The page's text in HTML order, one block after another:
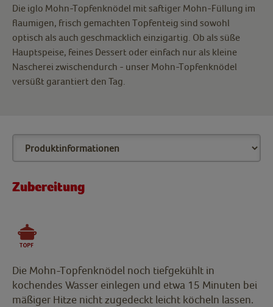
Die iglo Mohn-Topfenknödel mit saftiger Mohn-Füllung im
flaumigen, frisch gemachten Topfenteig sind sowohl
optisch als auch geschmacklich einzigartig. Ob als süße
Hauptspeise, feines Dessert oder einfach nur als kleine
Nascherei zwischendurch - unser Mohn-Topfenknödel
versüßt garantiert den Tag.
Zubereitung
Die Mohn-Topfenknödel noch tiefgekühlt in
kochendes Wasser einlegen und etwa 15 Minuten bei
mäßiger Hitze nicht zugedeckt leicht köcheln lassen.